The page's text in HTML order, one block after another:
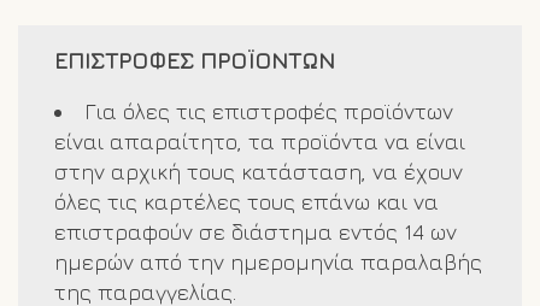
1-3 εργάσιμες ημέρες από την
επιβεβαίωση της παραγγελίας σας.
Σε περίπτωση έλλειψης κάποιου
προϊόντος θα ενημερωθείτε άμεσα.
Στέλνουμε προϊόντα μόνο εντός
Ελλάδος.
ΕΠΙΣΤΡΟΦΕΣ ΠΡΟΪΟΝΤΩΝ
Για όλες τις επιστροφές προϊόντων
είναι απαραίτητο, τα προϊόντα να είναι
στην αρχική τους κατάσταση, να έχουν
όλες τις καρτέλες τους επάνω και να
επιστραφούν σε διάστημα εντός 14 ων
ημερών από την ημερομηνία παραλαβής
της παραγγελίας.